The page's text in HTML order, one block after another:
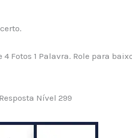
Fotos 1 Palavra. Role para
Resposta Nível 299